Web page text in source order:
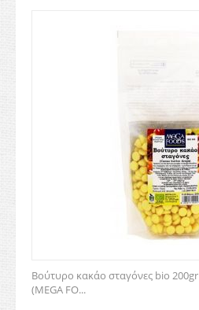
Βούτυρο κακάο σταγόνες bio 200gr
(MEGA FO...